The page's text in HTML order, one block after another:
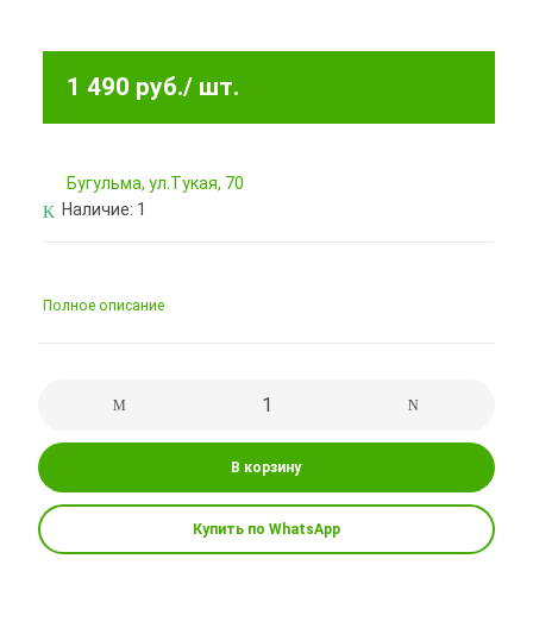
1 490 руб./ шт.
Бугульма, ул.Тукая, 70
Наличие: 1
Полное описание
В корзину
Купить по WhatsApp